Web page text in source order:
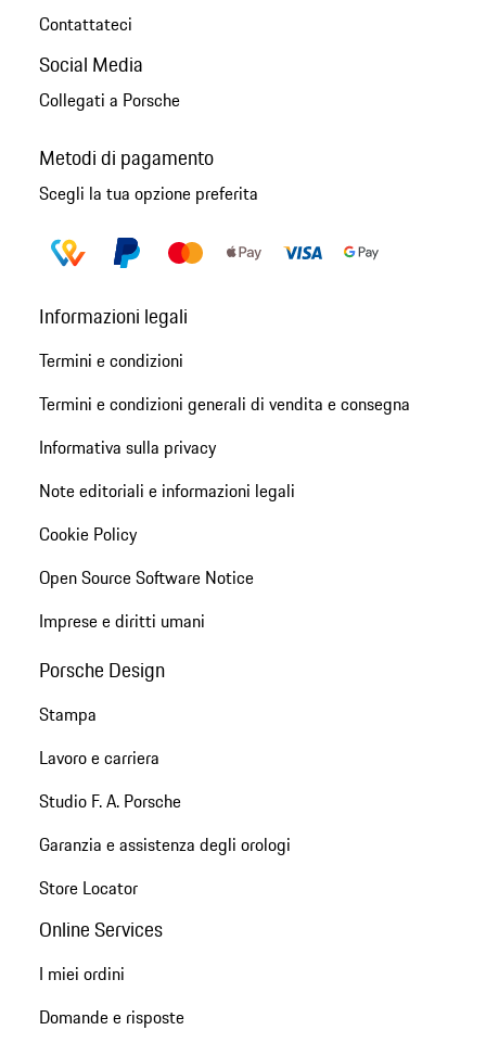
Contattateci
Social Media
Collegati a Porsche
Metodi di pagamento
Scegli la tua opzione preferita
Informazioni legali
Termini e condizioni
Termini e condizioni generali di vendita e consegna
Informativa sulla privacy
Note editoriali e informazioni legali
Cookie Policy
Open Source Software Notice
Imprese e diritti umani
Porsche Design
Stampa
Lavoro e carriera
Studio F. A. Porsche
Garanzia e assistenza degli orologi
Store Locator
Online Services
I miei ordini
Domande e risposte